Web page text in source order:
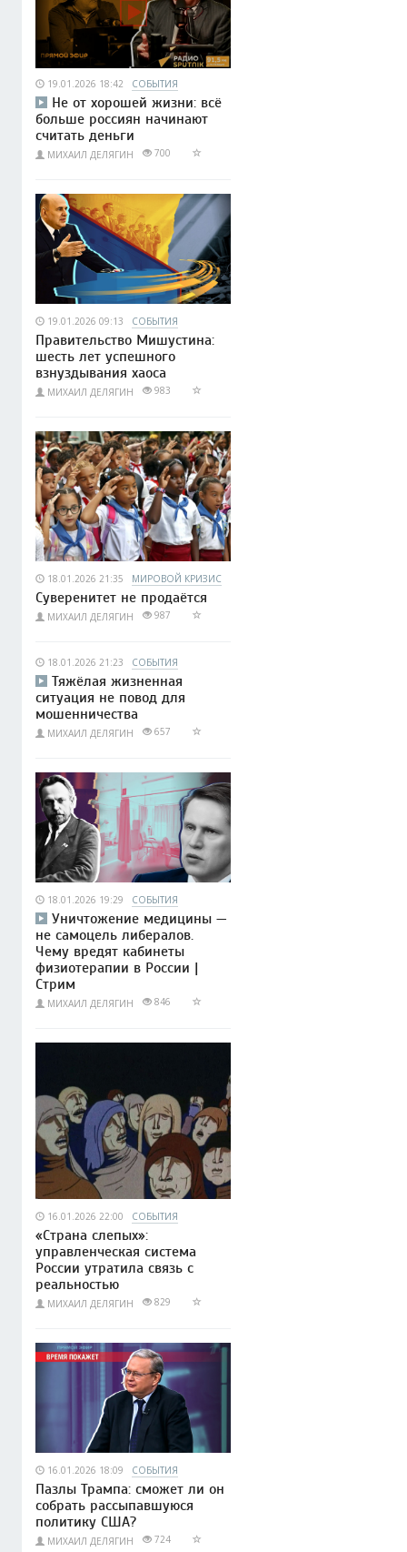
19.01.2026 18:42 СОБЫТИЯ
Не от хорошей жизни: всё
больше россиян начинают
считать деньги
МИХАИЛ ДЕЛЯГИН 700
19.01.2026 09:13 СОБЫТИЯ
Правительство Мишустина:
шесть лет успешного
взнуздывания хаоса
МИХАИЛ ДЕЛЯГИН 983
18.01.2026 21:35 МИРОВОЙ КРИЗИС
Суверенитет не продаётся
МИХАИЛ ДЕЛЯГИН 987
18.01.2026 21:23 СОБЫТИЯ
Тяжёлая жизненная
ситуация не повод для
мошенничества
МИХАИЛ ДЕЛЯГИН 657
18.01.2026 19:29 СОБЫТИЯ
Уничтожение медицины —
не самоцель либералов.
Чему вредят кабинеты
физиотерапии в России |
Стрим
МИХАИЛ ДЕЛЯГИН 846
16.01.2026 22:00 СОБЫТИЯ
«Страна слепых»:
управленческая система
России утратила связь с
реальностью
МИХАИЛ ДЕЛЯГИН 829
16.01.2026 18:09 СОБЫТИЯ
Пазлы Трампа: сможет ли он
собрать рассыпавшуюся
политику США?
МИХАИЛ ДЕЛЯГИН 724